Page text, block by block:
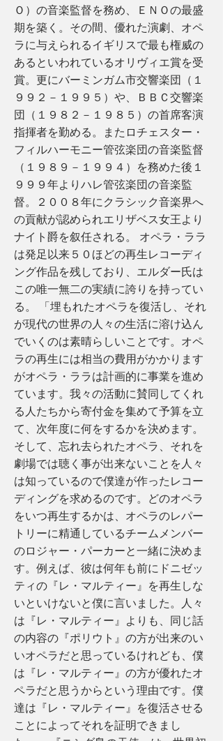
Ｏ）の音楽監督を務め、ＥＮＯの最盛
期を築く。その間、優れた演劇、オペ
ラに与えられるイギリスで最も権威の
あるといわれているオリヴィエ賞を受
賞。更にバーミンガム市交響楽団（１
９９２－１９９５）や、ＢＢＣ交響楽
団（１９８２－１９８５）の首席客演
指揮者を勤める。またロチェスター・
フィルハーモニー管弦楽団の音楽監督
（１９８９－１９９４）を務めた後１
９９９年よりハレ管弦楽団の音楽監
督。２００８年にクラシック音楽界へ
の貢献が認められエリザベス女王より
ナイト爵を叙任される。 オペラ・ララ
は発足以来５０ほどの再生レコーディ
ング作品を残しており、エルダー氏は
この唯一無二の実績に誇りを持ってい
る。 「埋もれたオペラを復活し、それ
が現代の世界の人々の生活に溶け込ん
でいくのは素晴らしいことです。オペ
ラの再生には相当の費用がかかります
がオペラ・ララは計画的に事業を進め
ています。我々の活動に賛同してくれ
る人たちから寄付金を集めて予算を立
て、次年度に何をするかを決めます。
そして、忘れ去られたオペラ、それを
劇場では聴く事が出来ないことを人々
は知っているので僕達が作ったレコー
ディングを求めるのです。どのオペラ
をいつ再生するかは、オペラのレパー
トリーに精通しているチームメンバー
のロジャー・パーカーと一緒に決めま
す。例えば、彼は何年も前にドニゼッ
ティの『レ・マルティー』を再生しな
いといけないと僕に言いました。人々
は『レ・マルティー』よりも、同じ話
の内容の『ポリウト』の方が出来のい
いオペラだと思っているけれども、僕
は『レ・マルティー』の方が優れたオ
ペラだと思うからという理由です。僕
達は『レ・マルティー』を復活させる
ことによってそれを証明できまし